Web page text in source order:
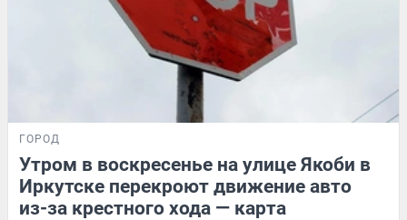
ГОРОД
Утром в воскресенье на улице Якоби в
Иркутске перекроют движение авто
из-за крестного хода — карта